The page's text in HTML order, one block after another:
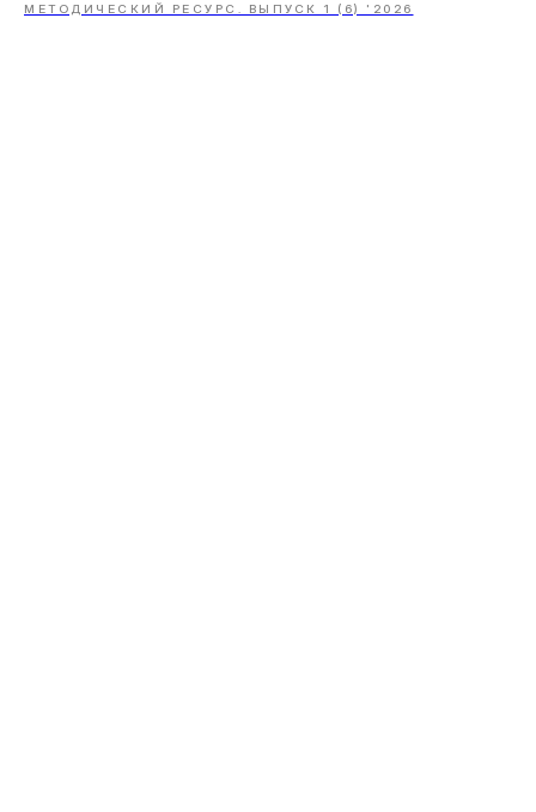
МЕТОДИЧЕСКИЙ РЕСУРС. ВЫПУСК 1 (6) '2026